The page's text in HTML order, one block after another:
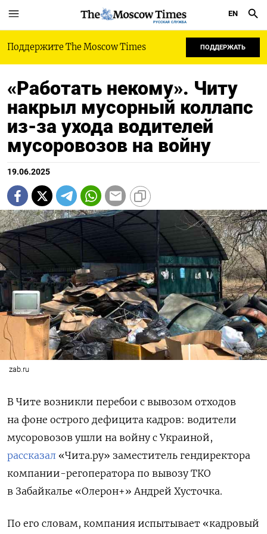
РУССКАЯ СЛУЖБА
EN
Поддержите The Moscow Times ПОДДЕРЖАТЬ
«Работать некому». Читу
накрыл мусорный коллапс
из-за ухода водителей
мусоровозов на войну
19.06.2025
zab.ru
В Чите возникли перебои с вывозом отходов
на фоне острого дефицита кадров: водители
мусоровозов ушли на войну с Украиной,
рассказал «Чита.ру» заместитель гендиректора
компании-регоператора по вывозу ТКО
в Забайкалье «Олерон+» Андрей Хусточка.
По его словам, компания испытывает «кадровый